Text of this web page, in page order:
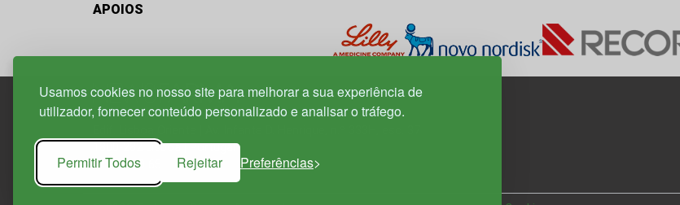
Usamos cookies no nosso site para melhorar a sua experiência de
utilizador, fornecer conteúdo personalizado e analisar o tráfego.
Permitir Todos Rejeitar Preferências
APOIOS
1800-282 Lisboa | Portugal
21 850 40 65